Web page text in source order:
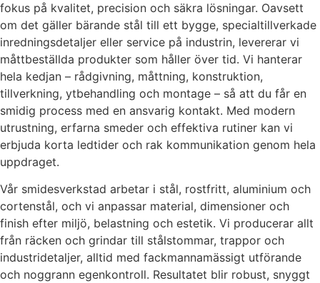
fokus på kvalitet, precision och säkra lösningar. Oavsett
om det gäller bärande stål till ett bygge, specialtillverkade
inredningsdetaljer eller service på industrin, levererar vi
måttbeställda produkter som håller över tid. Vi hanterar
hela kedjan – rådgivning, måttning, konstruktion,
tillverkning, ytbehandling och montage – så att du får en
smidig process med en ansvarig kontakt. Med modern
utrustning, erfarna smeder och effektiva rutiner kan vi
erbjuda korta ledtider och rak kommunikation genom hela
uppdraget.
Vår smidesverkstad arbetar i stål, rostfritt, aluminium och
cortenstål, och vi anpassar material, dimensioner och
finish efter miljö, belastning och estetik. Vi producerar allt
från räcken och grindar till stålstommar, trappor och
industridetaljer, alltid med fackmannamässigt utförande
och noggrann egenkontroll. Resultatet blir robust, snyggt